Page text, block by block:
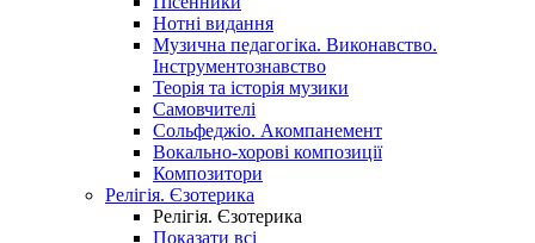
Нотні видання
Музична педагогіка. Виконавство.
Інструментознавство
Теорія та історія музики
Самовчителі
Сольфеджіо. Акомпанемент
Вокально-хорові композиції
Композитори
Релігія. Єзотерика
Релігія. Єзотерика
Показати всі